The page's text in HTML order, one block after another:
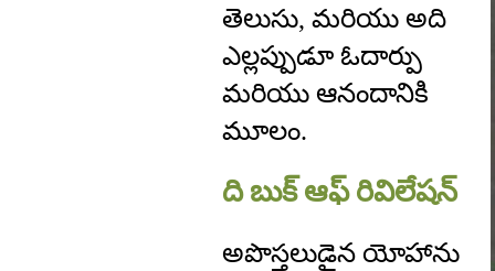
తెలుసు, మరియు అది
ఎల్లప్పుడూ ఓదార్పు
మరియు ఆనందానికి
మూలం.
ది బుక్ ఆఫ్ రివిలేషన్
అపొస్తలుడైన యోహాను